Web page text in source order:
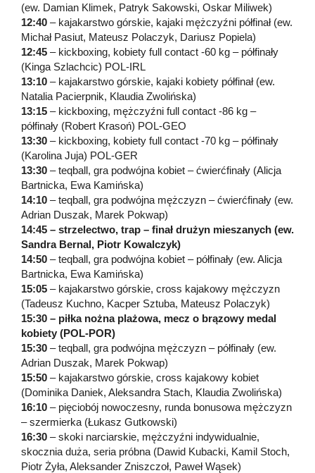
(ew. Damian Klimek, Patryk Sakowski, Oskar Miliwek)
12:40 – kajakarstwo górskie, kajaki mężczyźni półfinał (ew.
Michał Pasiut, Mateusz Polaczyk, Dariusz Popiela)
12:45 – kickboxing, kobiety full contact -60 kg – półfinały
(Kinga Szlachcic) POL-IRL
13:10 – kajakarstwo górskie, kajaki kobiety półfinał (ew.
Natalia Pacierpnik, Klaudia Zwolińska)
13:15 – kickboxing, mężczyźni full contact -86 kg –
półfinały (Robert Krasoń) POL-GEO
13:30 – kickboxing, kobiety full contact -70 kg – półfinały
(Karolina Juja) POL-GER
13:30 – teqball, gra podwójna kobiet – ćwierćfinały (Alicja
Bartnicka, Ewa Kamińska)
14:10 – teqball, gra podwójna mężczyzn – ćwierćfinały (ew.
Adrian Duszak, Marek Pokwap)
14:45 – strzelectwo, trap – finał drużyn mieszanych (ew.
Sandra Bernal, Piotr Kowalczyk)
14:50 – teqball, gra podwójna kobiet – półfinały (ew. Alicja
Bartnicka, Ewa Kamińska)
15:05 – kajakarstwo górskie, cross kajakowy mężczyzn
(Tadeusz Kuchno, Kacper Sztuba, Mateusz Polaczyk)
15:30 – piłka nożna plażowa, mecz o brązowy medal
kobiety (POL-POR)
15:30 – teqball, gra podwójna mężczyzn – półfinały (ew.
Adrian Duszak, Marek Pokwap)
15:50 – kajakarstwo górskie, cross kajakowy kobiet
(Dominika Daniek, Aleksandra Stach, Klaudia Zwolińska)
16:10 – pięciobój nowoczesny, runda bonusowa mężczyzn
– szermierka (Łukasz Gutkowski)
16:30 – skoki narciarskie, mężczyźni indywidualnie,
skocznia duża, seria próbna (Dawid Kubacki, Kamil Stoch,
Piotr Żyła, Aleksander Zniszczoł, Paweł Wąsek)